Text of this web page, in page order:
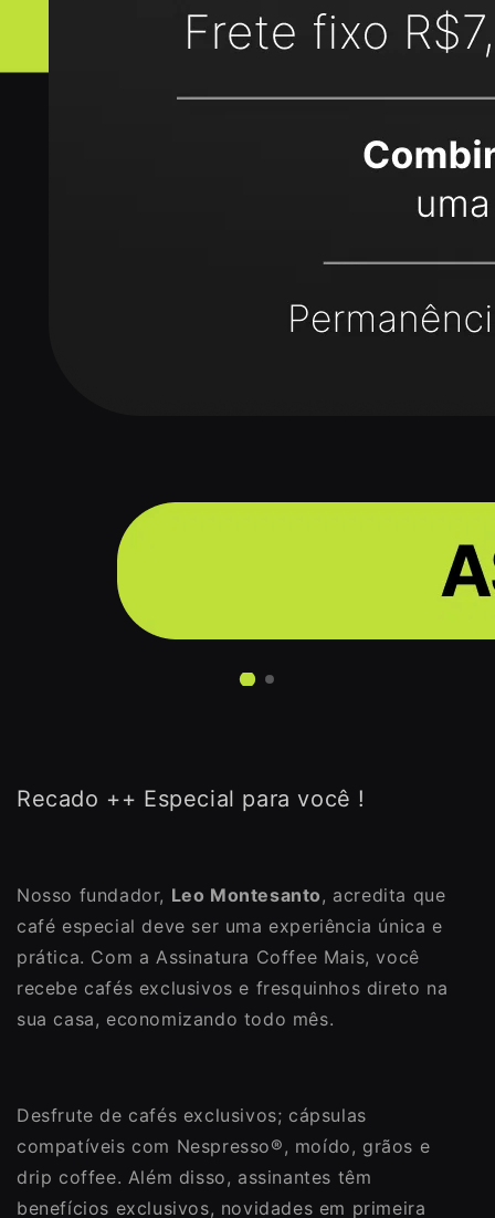
Recado ++ Especial para você !
Nosso fundador, Leo Montesanto , acredita que
café especial deve ser uma experiência única e
prática. Com a Assinatura Coffee Mais, você
recebe cafés exclusivos e fresquinhos direto na
sua casa, economizando todo mês.
Desfrute de cafés exclusivos; cápsulas
compatíveis com Nespresso®, moído, grãos e
drip coffee. Além disso, assinantes têm
benefícios exclusivos, novidades em primeira